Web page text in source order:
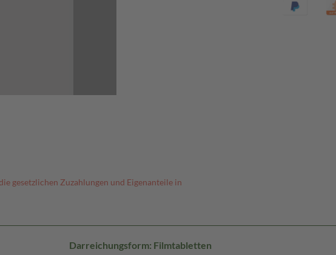
gesetzlichen Zuzahlungen und Eigenanteile in
Darreichungsform: Filmtabletten